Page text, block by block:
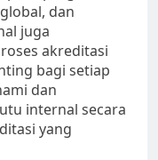
dan
juga
akreditasi
bagi setiap
dan
internal secara
yang